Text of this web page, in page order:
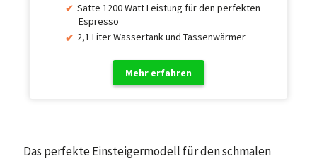
Satte 1200 Watt Leistung für den perfekten
Espresso
2,1 Liter Wassertank und Tassenwärmer
Mehr erfahren
Das perfekte Einsteigermodell für den schmalen